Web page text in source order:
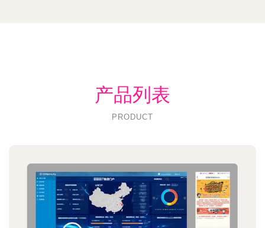
产品列表
PRODUCT